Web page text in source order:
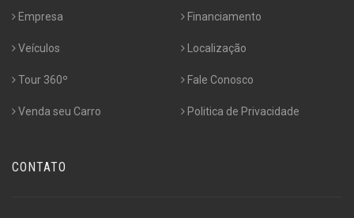
Empresa
Veículos
Tour 360º
Venda seu Carro
Financiamento
Localização
Fale Conosco
Politica de Privacidade
CONTATO